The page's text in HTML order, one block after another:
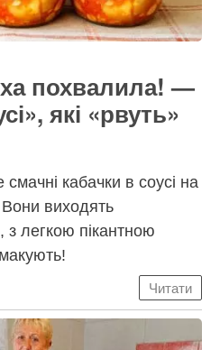
похвалила! —
які «рвуть»
кабачки в соусі на
Вони виходять
легкою пікантною
Читати